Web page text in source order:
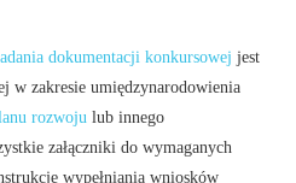
dokumentacji konkursowej jest
w zakresie umiędzynarodowienia
rozwoju lub innego
załączniki do wymaganych
wypełniania wniosków